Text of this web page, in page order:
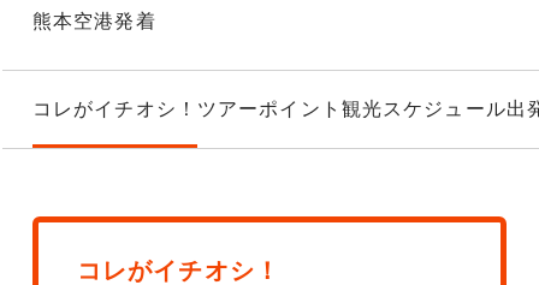
熊本空港発着
コレがイチオシ！ ツアーポイント 観光スケジュール出
コレがイチオシ！